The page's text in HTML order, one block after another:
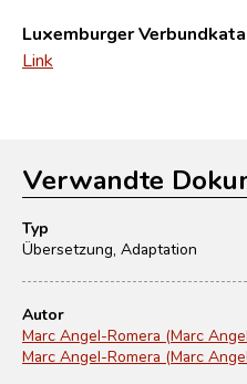
Luxemburger
Link
Verwandte
Typ
Übersetzung, Adaptation
Autor
Marc Angel-Romera (Marc
Marc Angel-Romera (Marc